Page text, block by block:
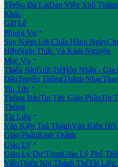
Têrêsa Đà LạtĐan Viện Xitô
Khác
Giờ Lễ
Phụng Vụ 
Suy Niệm Lời Chúa Hằng Ngày
HữuNghi Thức Và Kinh Nguyện
Mục Vụ 
Thiếu NhiGiới TrẻHôn Nhân - Gia
DânTruyền ThôngThánh Nhạc
Tin Tức 
Thông BáoTin Tức Giáo PhậnTin
Thông
Tài Liệu 
Văn Kiện Toà ThánhVăn Kiện
Giáo PhậnKinh Thánh
Giáo Lý 
Giáo Lý Dự TòngGiáo Lý Phổ
ViênThiếu Nhi Thánh ThểTài Liệu